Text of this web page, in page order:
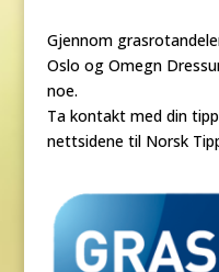
Gjennom
Oslo og Omegn
noe.
Ta kontakt med din
nettsidene til Norsk